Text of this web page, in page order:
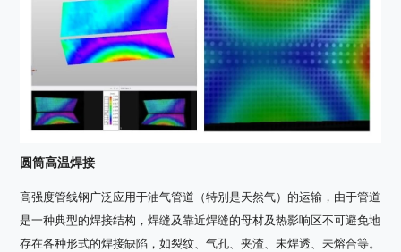
圆筒高温焊接
高强度管线钢广泛应用于油气管道（特别是天然气）的运输，由于管道
是一种典型的焊接结构，焊缝及靠近焊缝的母材及热影响区不可避免地
存在各种形式的焊接缺陷，如裂纹、气孔、夹渣、未焊透、未熔合等。